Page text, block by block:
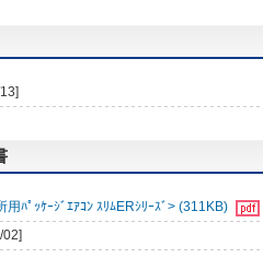
ﾊﾟｯｹｰｼﾞｴｱｺﾝ ｽﾘﾑERｼﾘｰｽﾞ> (311KB)
02]